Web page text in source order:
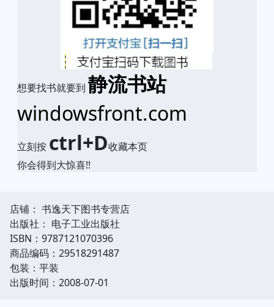
想要找书就要到 静流书站
windowsfront.com
立刻按 ctrl+D收藏本页
你会得到大惊喜!!
店铺： 书逸天下图书专营店
出版社： 电子工业出版社
ISBN：9787121070396
商品编码：29518291487
包装：平装
出版时间：2008-07-01